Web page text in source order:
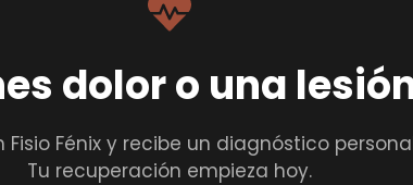
dolor o una
Fisio Fénix y recibe un diagnóstico
Tu recuperación empieza hoy.